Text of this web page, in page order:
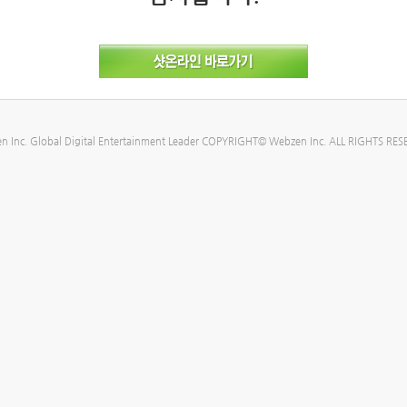
Inc. Global Digital Entertainment Leader COPYRIGHT© Webzen Inc. ALL RIGHTS